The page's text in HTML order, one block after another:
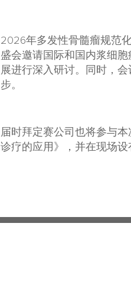
2026年多发性骨髓瘤规范
盛会邀请国际和国内浆细
展进行深入研讨。同时，
步。
届时拜定赛公司也将参与
诊疗的应用》，并在现场设